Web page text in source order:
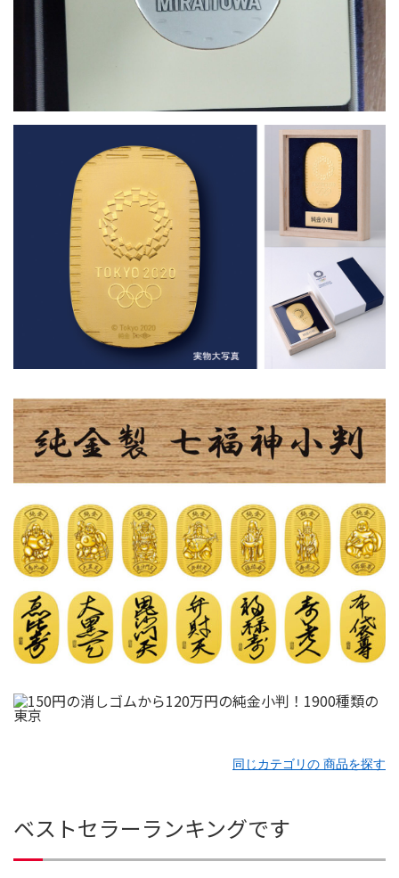
同じカテゴリの 商品を探す
ベストセラーランキングです